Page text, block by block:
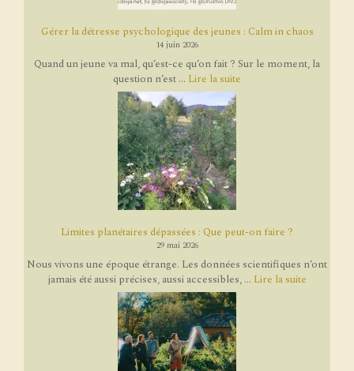
Gérer la détresse psychologique des jeunes : Calm in chaos
14 juin 2026
Quand un jeune va mal, qu’est-ce qu’on fait ? Sur le moment, la
question n’est ... Lire la suite
Limites planétaires dépassées : Que peut-on faire ?
29 mai 2026
Nous vivons une époque étrange. Les données scientifiques n’ont
jamais été aussi précises, aussi accessibles, ... Lire la suite